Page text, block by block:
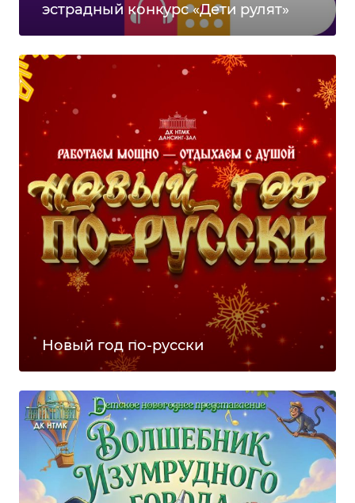
эстрадный конкурс «Дети рулят»
Новый год по-русски